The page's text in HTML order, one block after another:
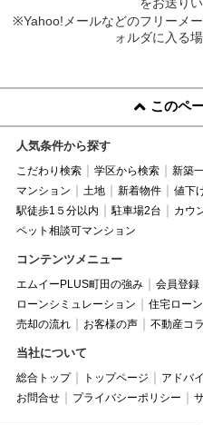
※Yahoo!メールなどのフリーメ
ォルダに入る
このペ
人気条件から探す
こだわり検索 学区から検索 新築
マンション
土地 新着物件 値下
駅徒歩1５分以内
駐車場2台
カウ
ペット相談可マンション
コンテンツメニュー
エムイーPLUS町田の強み 会員登録
ローンシミュレーション
住宅ロー
売却の流れ
お客様の声 不動産コ
当社について
総合トップ トップページ アドバ
お問合せ
プライバシーポリシー